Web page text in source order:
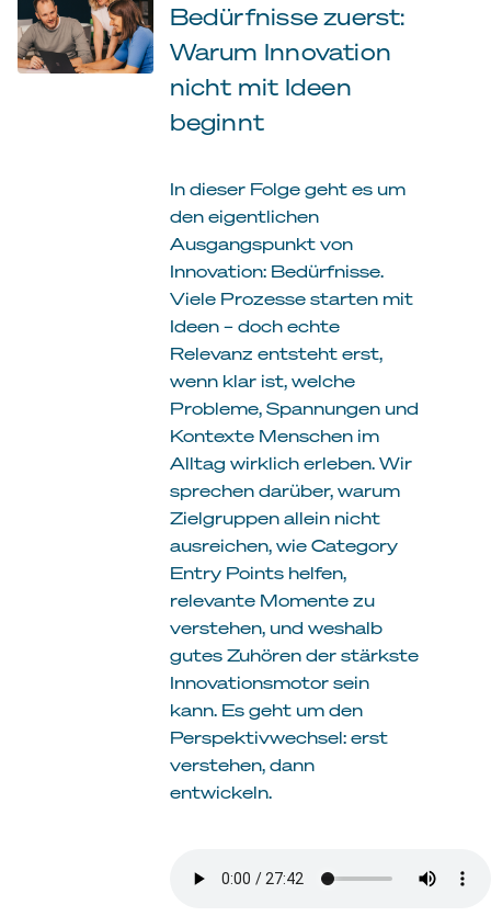
Bedürfnisse zuerst:
Warum Innovation
nicht mit Ideen
beginnt
In dieser Folge geht es um
den eigentlichen
Ausgangspunkt von
Innovation: Bedürfnisse.
Viele Prozesse starten mit
Ideen – doch echte
Relevanz entsteht erst,
wenn klar ist, welche
Probleme, Spannungen und
Kontexte Menschen im
Alltag wirklich erleben. Wir
sprechen darüber, warum
Zielgruppen allein nicht
ausreichen, wie Category
Entry Points helfen,
relevante Momente zu
verstehen, und weshalb
gutes Zuhören der stärkste
Innovationsmotor sein
kann. Es geht um den
Perspektivwechsel: erst
verstehen, dann
entwickeln.